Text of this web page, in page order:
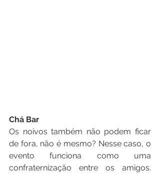
Chá Bar
Os noivos também não podem ficar
de fora, não é mesmo? Nesse caso, o
evento funciona como uma
confraternização entre os amigos.